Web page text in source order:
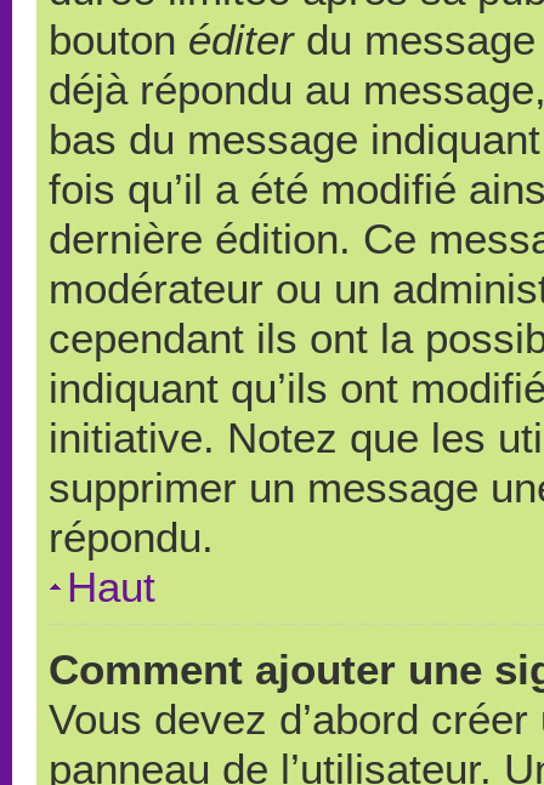
bouton éditerdu message
déjà répondu au
bas du message
fois qu’il a été modifié
dernière édition. Ce
modérateur ou un
cependant ils ont la
indiquant qu’ils ont
initiative. Notez que les
supprimer un message
répondu.
Haut
Comment ajouter une
Vous devez d’abord
panneau de l’utilisateur.